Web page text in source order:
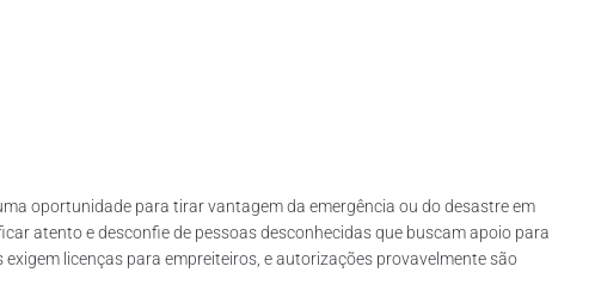
oportunidade para tirar vantagem da emergência ou do desastre em
atento e desconfie de pessoas desconhecidas que buscam apoio para
licenças para empreiteiros, e autorizações provavelmente são